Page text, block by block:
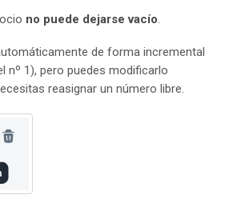
no puede dejarse vacío
de forma incremental
nº 1), pero puedes modificarlo
reasignar un número libre.